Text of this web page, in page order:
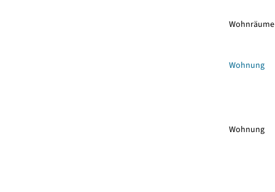
Wohnräume
Wohnung
Wohnung